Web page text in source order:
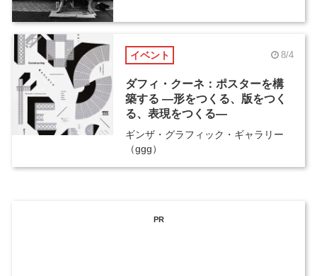
イベント 8/4
ダフィ・クーネ：ポスターを構
築する ―形をつくる、版をつく
る、表現をつくる―
ギンザ・グラフィック・ギャラリー
（ggg）
PR